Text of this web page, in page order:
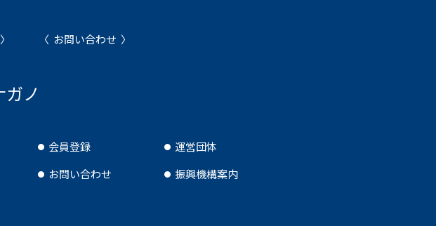
お問い合わせ
ノ
会員登録
お問い合わせ
運営団体
振興機構案内